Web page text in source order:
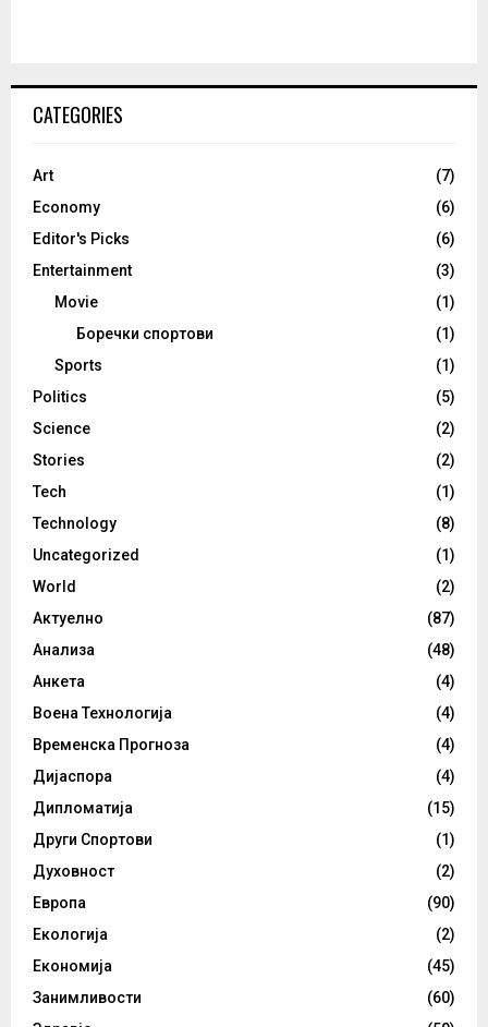
CATEGORIES
Art
(7)
Economy
(6)
Editor's Picks
(6)
Entertainment
(3)
Movie
(1)
Боречки спортови
(1)
Sports
(1)
Politics
(5)
Science
(2)
Stories
(2)
Tech
(1)
Technology
(8)
Uncategorized
(1)
World
(2)
Актуелно
(87)
Анализа
(48)
Анкета
(4)
Воена Технологија
(4)
Временска Прогноза
(4)
Дијаспора
(4)
Дипломатија
(15)
Други Спортови
(1)
Духовност
(2)
Европа
(90)
Екологија
(2)
Економија
(45)
Занимливости
(60)